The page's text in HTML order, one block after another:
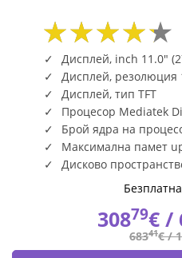
Fly.bg
Дисплей, inch 11.0"
Дисплей, резолюция
Дисплей, тип TFT
Процесор Mediatek
Брой ядра на
Максимална памет
Дисково
30879€ /
68341€ /